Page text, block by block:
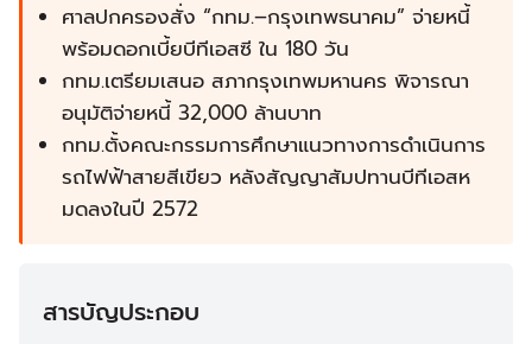
ศาลปกครองสั่ง “กทม.–กรุงเทพธนาคม” จ่ายหนี้
พร้อมดอกเบี้ยบีทีเอสซี ใน 180 วัน
กทม.เตรียมเสนอ สภากรุงเทพมหานคร พิจารณา
อนุมัติจ่ายหนี้ 32,000 ล้านบาท
กทม.ตั้งคณะกรรมการศึกษาแนวทางการดำเนินการ
รถไฟฟ้าสายสีเขียว หลังสัญญาสัมปทานบีทีเอสห
มดลงในปี 2572
สารบัญประกอบ